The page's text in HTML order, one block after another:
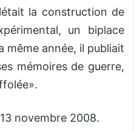
la construction de
un biplace
même année, il publiait
mémoires de guerre,
novembre 2008.